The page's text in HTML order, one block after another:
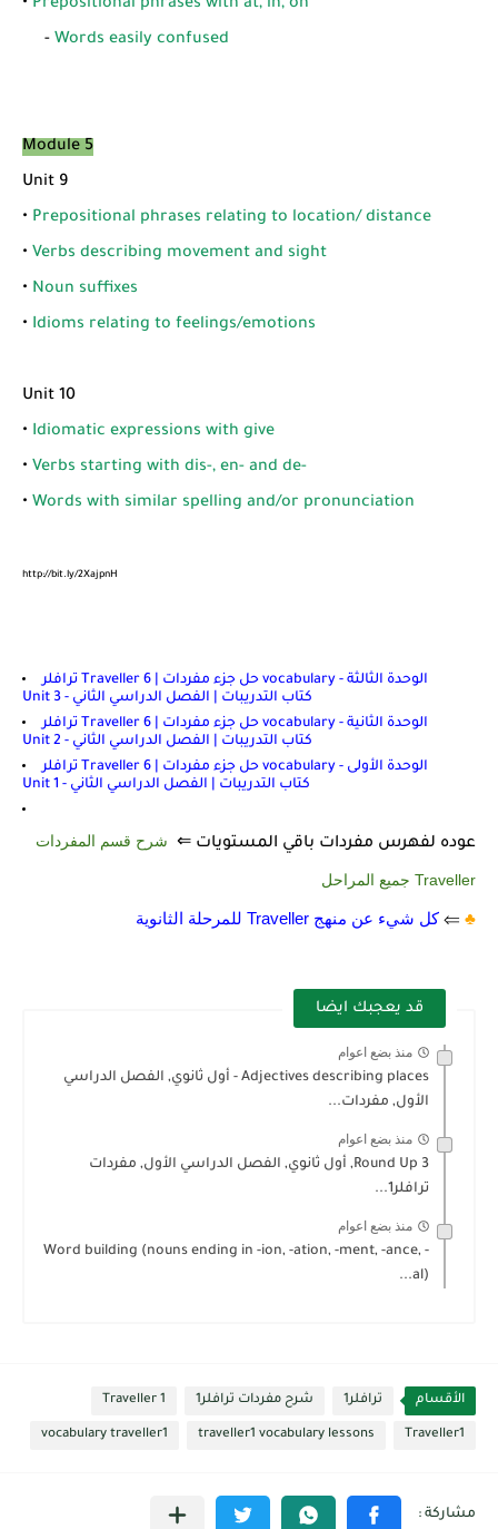
• Prepositional phrases with at, in, on
- Words easily confused
Module 5
Unit 9
• Prepositional phrases relating to location/ distance
• Verbs describing movement and sight
• Noun suffixes
• Idioms relating to feelings/emotions
Unit 10
• Idiomatic expressions with give
• Verbs starting with dis-, en- and de-
• Words with similar spelling and/or pronunciation
http://bit.ly/2XajpnH
ترافلر Traveller 6 | حل جزء مفردات vocabulary - الوحدة الثالثة
Unit 3 - كتاب التدريبات | الفصل الدراسي الثاني
ترافلر Traveller 6 | حل جزء مفردات vocabulary - الوحدة الثانية
Unit 2 - كتاب التدريبات | الفصل الدراسي الثاني
ترافلر Traveller 6 | حل جزء مفردات vocabulary - الوحدة الأولى
Unit 1 - كتاب التدريبات | الفصل الدراسي الثاني
عوده لفهرس مفردات باقي المستويات ⇐ شرح قسم المفردات
Traveller جميع المراحل
♣️
⇐ كل شيء عن منهج Traveller للمرحلة الثانوية
قد يعجبك ايضا
منذ بضع اعوام
Adjectives describing places - أول ثانوي, الفصل الدراسي
الأول, مفردات...
منذ بضع اعوام
Round Up 3, أول ثانوي, الفصل الدراسي الأول, مفردات
ترافلر1...
منذ بضع اعوام
Word building (nouns ending in -ion, -ation, -ment, -ance, -
al)...
الأقسام ترافلر1 شرح مفردات ترافلر1 Traveller 1
Traveller1
traveller1 vocabulary lessons
vocabulary traveller1